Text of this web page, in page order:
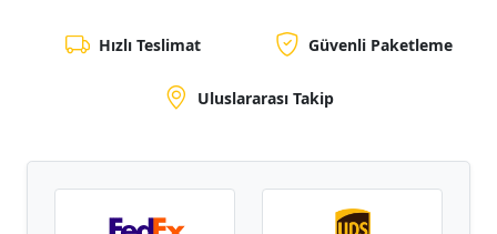
Hızlı Teslimat Güvenli Paketleme
Uluslararası Takip